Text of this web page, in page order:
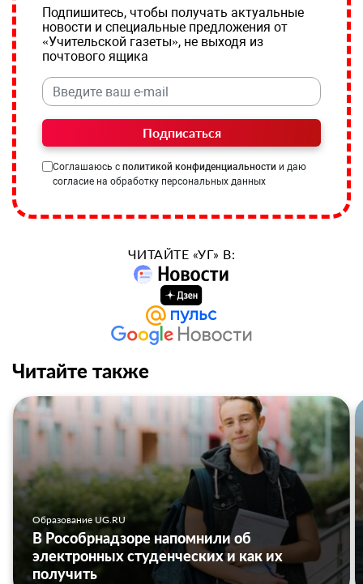
Подпишитесь, чтобы получать актуальные
новости и специальные предложения от
«Учительской газеты», не выходя из
почтового ящика
Подписаться
Соглашаюсь с политикой конфиденциальности и даю
согласие на обработку персональных данных
ЧИТАЙТЕ «УГ» В:
Читайте также
Образование UG.RU
В Рособрнадзоре напомнили об
электронных студенческих и как их
получить